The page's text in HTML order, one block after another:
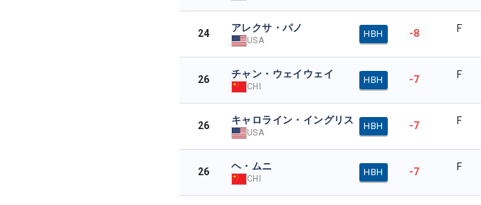
24 アレクサ・パノ
USA
HBH -8 F
26 チャン・ウェイウェイ
CHI
HBH -7 F
26 キャロライン・イングリス
USA
HBH -7 F
26 ヘ・ムニ
CHI
HBH -7 F